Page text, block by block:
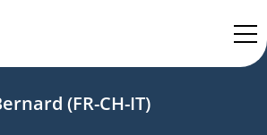
(FR-CH-IT)